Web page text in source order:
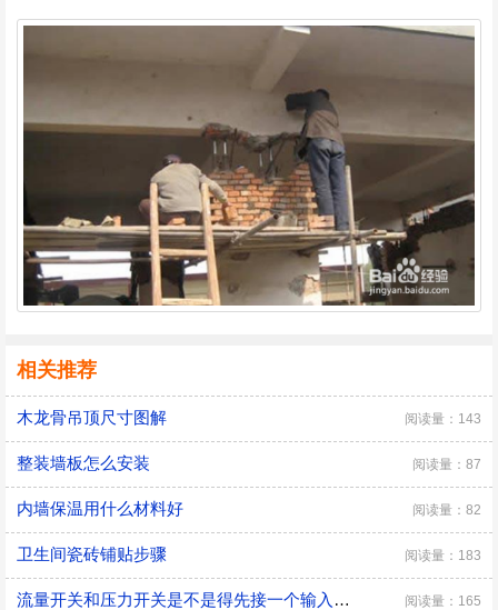
相关推荐
木龙骨吊顶尺寸图解 阅读量：143
整装墙板怎么安装 阅读量：87
内墙保温用什么材料好 阅读量：82
卫生间瓷砖铺贴步骤 阅读量：183
流量开关和压力开关是不是得先接一个输入模块 阅读量：165